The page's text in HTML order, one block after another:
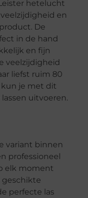
hetelucht
en
De
in de hand
en fijn
veelzijdigheid
liefst ruim 80
kun je met dit
uitvoeren.
variant binnen
professioneel
elk moment
perfecte las